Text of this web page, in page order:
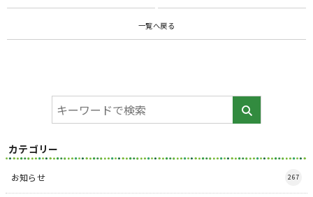
一覧へ戻る
カテゴリー
お知らせ 267